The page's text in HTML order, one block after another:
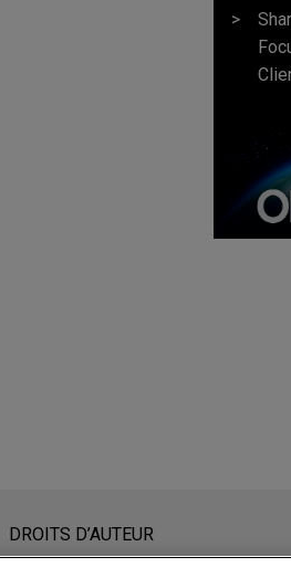
constituent pas des conseils
membre du Cabinet ne sera
DROITS D’AUTEUR